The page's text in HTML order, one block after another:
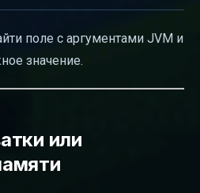
поле с аргументами JVM и
значение.
или